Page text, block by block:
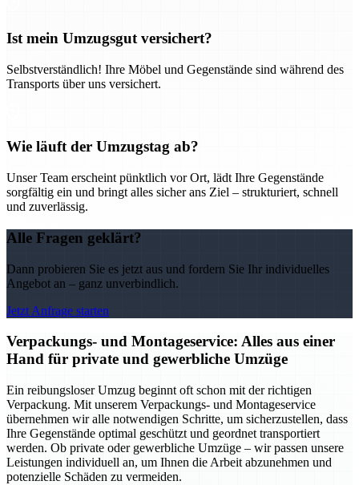
Ist mein Umzugsgut versichert?
Selbstverständlich! Ihre Möbel und Gegenstände sind während des
Transports über uns versichert.
Wie läuft der Umzugstag ab?
Unser Team erscheint pünktlich vor Ort, lädt Ihre Gegenstände
sorgfältig ein und bringt alles sicher ans Ziel – strukturiert, schnell
und zuverlässig.
Alle Fragen geklärt?
Dann probieren Sie es jetzt aus und fordern Sie Ihr individuelles
Angebot an – ganz unverbindlich.
Jetzt Anfrage starten
Verpackungs- und Montageservice: Alles aus einer
Hand für private und gewerbliche Umzüge
Ein reibungsloser Umzug beginnt oft schon mit der richtigen
Verpackung. Mit unserem Verpackungs- und Montageservice
übernehmen wir alle notwendigen Schritte, um sicherzustellen, dass
Ihre Gegenstände optimal geschützt und geordnet transportiert
werden. Ob private oder gewerbliche Umzüge – wir passen unsere
Leistungen individuell an, um Ihnen die Arbeit abzunehmen und
potenzielle Schäden zu vermeiden.